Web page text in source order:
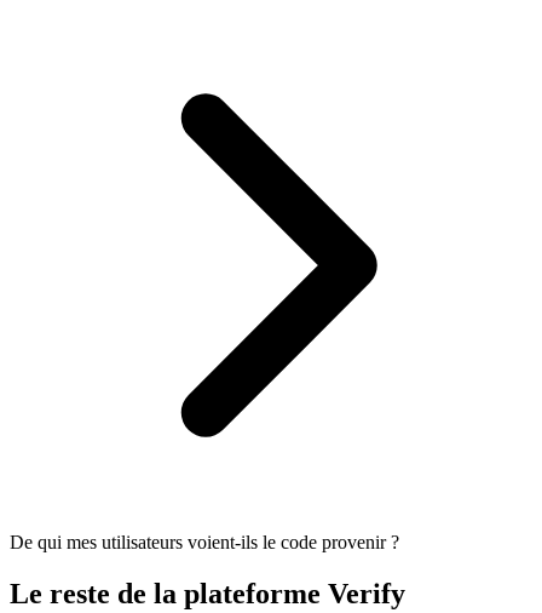
De qui mes utilisateurs voient-ils le code provenir ?
Le reste de la plateforme Verify